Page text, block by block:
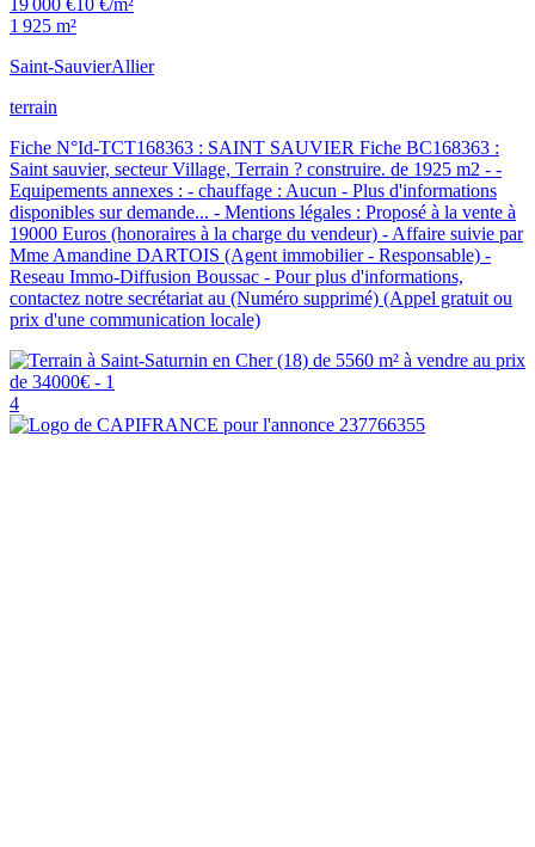
19 000 € 10 €/m²
1 925 m²
Saint-SauvierAllier
terrain
Fiche N°Id-TCT168363 : SAINT SAUVIER Fiche BC168363 :
Saint sauvier, secteur Village, Terrain ? construire. de 1925 m2 - -
Equipements annexes : - chauffage : Aucun - Plus d'informations
disponibles sur demande... - Mentions légales : Proposé à la vente à
19000 Euros (honoraires à la charge du vendeur) - Affaire suivie par
Mme Amandine DARTOIS (Agent immobilier - Responsable) -
Reseau Immo-Diffusion Boussac - Pour plus d'informations,
contactez notre secrétariat au (Numéro supprimé) (Appel gratuit ou
prix d'une communication locale)
4